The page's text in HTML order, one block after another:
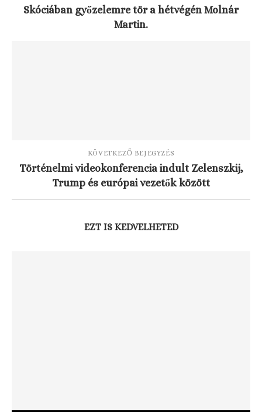
Skóciában győzelemre tör a hétvégén Molnár
Martin.
KÖVETKEZŐ BEJEGYZÉS
Történelmi videokonferencia indult Zelenszkij,
Trump és európai vezetők között
EZT IS KEDVELHETED